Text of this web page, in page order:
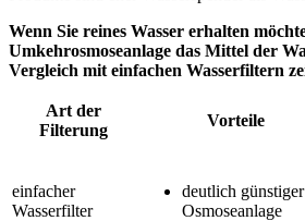
Wenn Sie reines Wasser erhalten
Umkehrosmoseanlage das Mittel der
Vergleich mit einfachen Wasserfiltern
Art der
Filterung
Vorteile
einfacher
Wasserfilter
deutlich
Osmoseanlage